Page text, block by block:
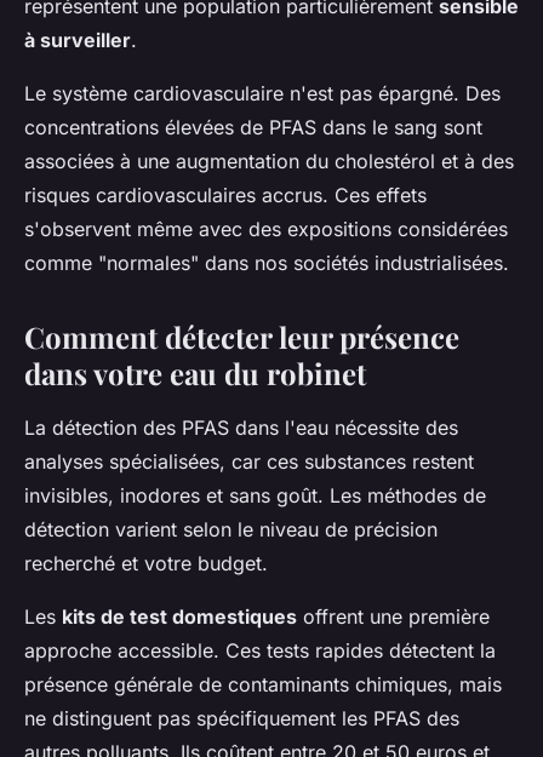
représentent une population particulièrement sensible
à surveiller.
Le système cardiovasculaire n'est pas épargné. Des
concentrations élevées de PFAS dans le sang sont
associées à une augmentation du cholestérol et à des
risques cardiovasculaires accrus. Ces effets
s'observent même avec des expositions considérées
comme "normales" dans nos sociétés industrialisées.
Comment détecter leur présence
dans votre eau du robinet
La détection des PFAS dans l'eau nécessite des
analyses spécialisées, car ces substances restent
invisibles, inodores et sans goût. Les méthodes de
détection varient selon le niveau de précision
recherché et votre budget.
Les kits de test domestiques offrent une première
approche accessible. Ces tests rapides détectent la
présence générale de contaminants chimiques, mais
ne distinguent pas spécifiquement les PFAS des
autres polluants. Ils coûtent entre 20 et 50 euros et